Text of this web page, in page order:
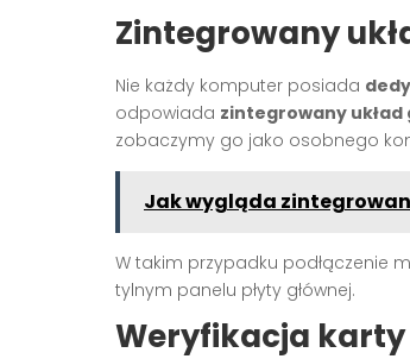
Zintegrowany
Nie każdy komputer posiada
odpowiada zintegrowany
zobaczymy go jako osobnego
Jak wygląda
W takim przypadku podłączenie
tylnym panelu płyty głównej.
Weryfikacja